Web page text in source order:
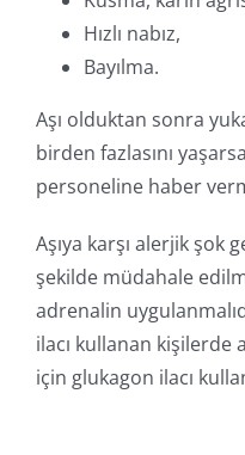
Hızlı nabız,
Bayılma.
Aşı olduktan sonra
birden fazlasını
personeline haber
Aşıya karşı alerjik
şekilde müdahale
adrenalin
ilacı kullanan kişilerde
için glukagon ilacı